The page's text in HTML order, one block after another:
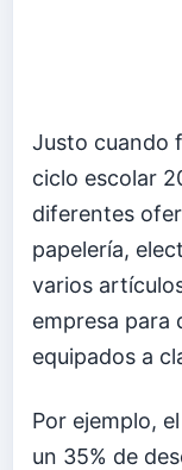
Justo cuando
ciclo escolar
diferentes
papelería,
varios
empresa para
equipados a
Por ejemplo,
un 35% de